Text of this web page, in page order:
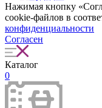
Нажимая кнопку
cookie-файлов в
конфиденциальности
Согласен
Каталог
0